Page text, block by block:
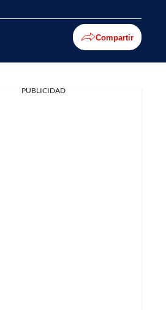
Compartir
PUBLICIDAD